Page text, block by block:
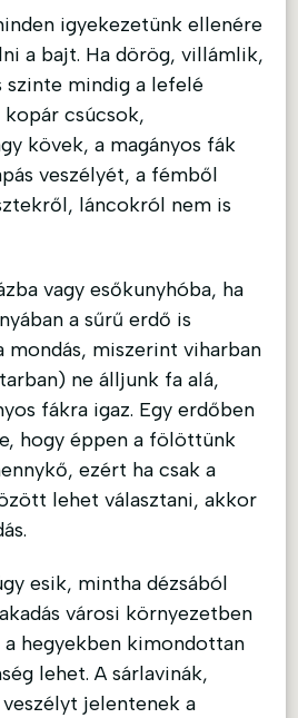
igyekezetünk ellenére
a bajt. Ha dörög, villámlik,
szinte mindig a lefelé
csúcsok,
kövek, a magányos fák
veszélyét, a fémből
láncokról nem is
vagy esőkunyhóba, ha
a sűrű erdő is
mondás, miszerint viharban
ne álljunk fa alá,
fákra igaz. Egy erdőben
hogy éppen a fölöttünk
ezért ha csak a
lehet választani, akkor
esik, mintha dézsából
városi környezetben
a hegyekben kimondottan
lehet. A sárlavinák,
jelentenek a